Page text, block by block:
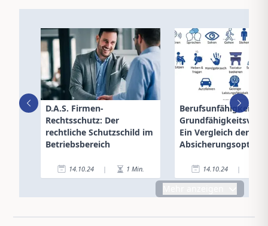
D.A.S. Firmen-
Rechtsschutz: Der
rechtliche Schutzschild im
Betriebsbereich
14.10.24 | 1 Min.
Berufsunfähigkeits-
Ein Vergleich der
14.10.24 |